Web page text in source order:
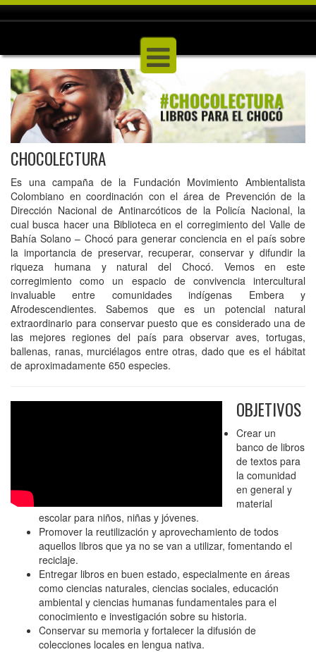
CHOCOLECTURA
Es una campaña de la Fundación Movimiento Ambientalista
Colombiano en coordinación con el área de Prevención de la
Dirección Nacional de Antinarcóticos de la Policía Nacional, la
cual busca hacer una Biblioteca en el corregimiento del Valle de
Bahía Solano – Chocó para generar conciencia en el país sobre
la importancia de preservar, recuperar, conservar y difundir la
riqueza humana y natural del Chocó. Vemos en este
corregimiento como un espacio de convivencia intercultural
invaluable entre comunidades indígenas Embera y
Afrodescendientes. Sabemos que es un potencial natural
extraordinario para conservar puesto que es considerado una de
las mejores regiones del país para observar aves, tortugas,
ballenas, ranas, murciélagos entre otras, dado que es el hábitat
de aproximadamente 650 especies.
OBJETIVOS
Crear un
banco de libros
de textos para
la comunidad
en general y
material
escolar para niños, niñas y jóvenes.
Promover la reutilización y aprovechamiento de todos
aquellos libros que ya no se van a utilizar, fomentando el
reciclaje.
Entregar libros en buen estado, especialmente en áreas
como ciencias naturales, ciencias sociales, educación
ambiental y ciencias humanas fundamentales para el
conocimiento e investigación sobre su historia.
Conservar su memoria y fortalecer la difusión de
colecciones locales en lengua nativa.